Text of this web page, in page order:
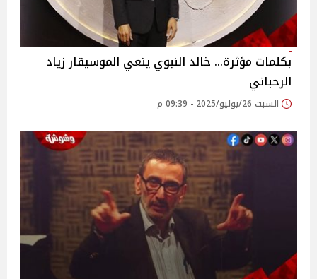
بكلمات مؤثرة… خالد النبوي ينعي الموسيقار زياد
الرحباني ‎
السبت 26/يوليو/2025 - 09:39 م